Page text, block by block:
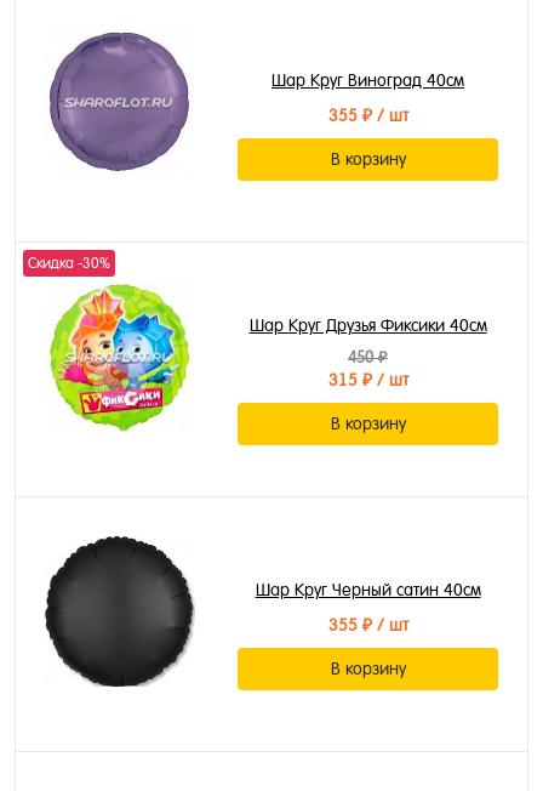
Шар Круг Виноград 40см
355 ₽/ шт
В корзину
Скидка -30%
Шар Круг Друзья Фиксики 40см
450 ₽
315 ₽/ шт
В корзину
Шар Круг Черный сатин 40см
355 ₽/ шт
В корзину